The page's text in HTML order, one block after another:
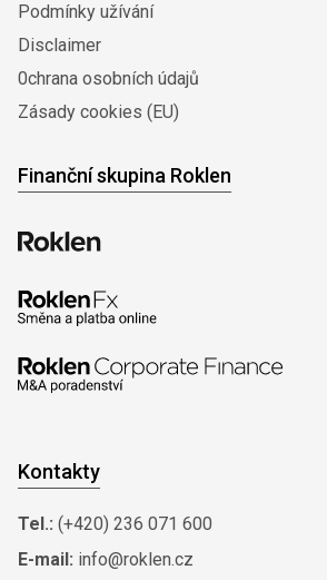
Podmínky užívání
Disclaimer
0chrana osobních údajů
Zásady cookies (EU)
Finanční skupina Roklen
Kontakty
Tel.: (+420) 236 071 600
E-mail: info@roklen.cz